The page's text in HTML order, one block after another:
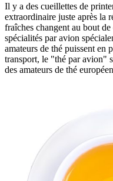
Il y a des cueillettes de
extraordinaire juste après la
fraîches changent au bout
spécialités par avion
amateurs de thé puissent en
transport, le "thé par avion"
des amateurs de thé